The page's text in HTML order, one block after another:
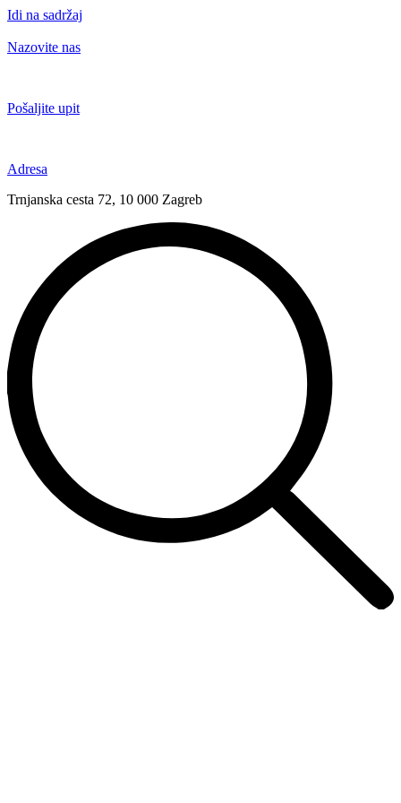
Idi na sadržaj
Nazovite nas
Pošaljite upit
Adresa
Trnjanska cesta 72, 10 000 Zagreb